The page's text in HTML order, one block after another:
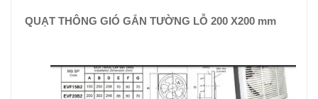
QUẠT THÔNG GIÓ GẮN TƯỜNG LỖ 200 X200 mm